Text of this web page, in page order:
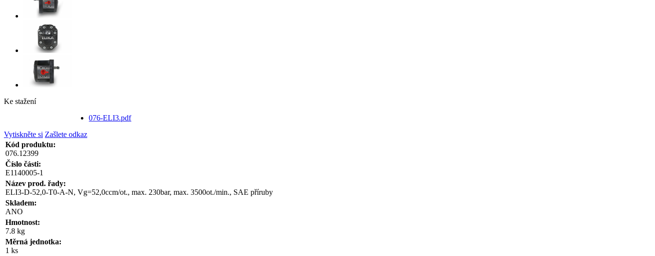
Ke stažení
076-ELI3.pdf
Vytiskněte si Zašlete odkaz
Kód produktu:
076.12399
Číslo části:
E1140005-1
Název prod. řady:
ELI3-D-52,0-T0-A-N, Vg=52,0ccm/ot., max. 230bar, max. 3500ot./min., SAE příruby
Skladem:
ANO
Hmotnost:
7.8 kg
Měrná jednotka:
1 ks